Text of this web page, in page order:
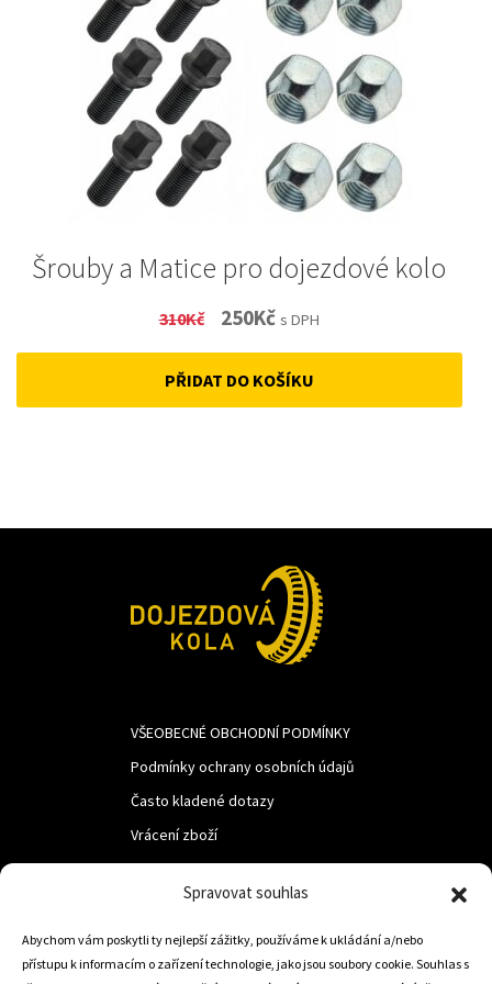
Spravovat souhlas
Abychom vám poskytli ty nejlepší zážitky, používáme k ukládání a/nebo
přístupu k informacím o zařízení technologie, jako jsou soubory cookie. Souhlas s
Šrouby a Matice pro dojezdové kolo
310Kč
Original
price
was:
250KčCurrent
price
is:
s DPH
PŘIDAT DO KOŠÍKU
VŠEOBECNÉ OBCHODNÍ PODMÍNKY
Podmínky ochrany osobních údajů
Často kladené dotazy
Vrácení zboží
LUF s.r.o.
Nám. M.R.Štefanika 518,
Trstená 02801